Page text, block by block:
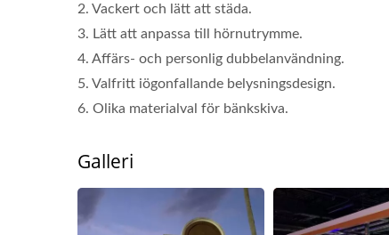
2. Vackert och lätt att städa.
3. Lätt att anpassa till hörnutrymme.
4. Affärs- och personlig dubbelanvändning.
5. Valfritt iögonfallande belysningsdesign.
6. Olika materialval för bänkskiva.
Galleri
Matleveransrobot (Snabbtåg)